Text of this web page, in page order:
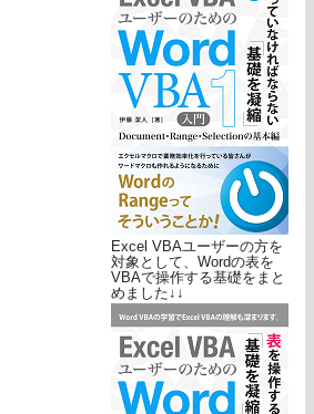
Excel VBAユーザーの方を
対象として、Wordの表を
VBAで操作する基礎をまと
めました↓↓